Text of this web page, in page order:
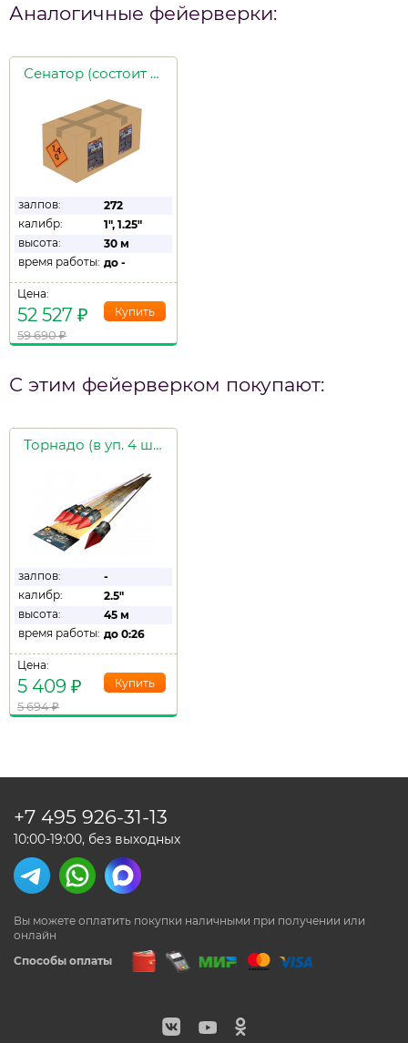
Аналогичные фейерверки:
Сенатор (состоит из 2-х батарей)
залпов:
272
калибр:
1", 1.25"
высота:
30 м
время работы: до -
Цена:
52 527 ₽
59 690₽
С этим фейерверком покупают:
Торнадо (в уп. 4 шт.)
залпов:
-
калибр:
2.5"
высота:
45 м
время работы: до 0:26
Цена:
5 409 ₽
5 694₽
Способы оплаты
Вы можете оплатить покупки наличными при получении или
онлайн
+7 495 926-31-13
10:00-19:00, без выходных